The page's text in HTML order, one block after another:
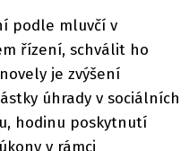
podle mluvčí v
řízení, schválit ho
je zvýšení
úhrady v sociálních
hodinu poskytnutí
v rámci